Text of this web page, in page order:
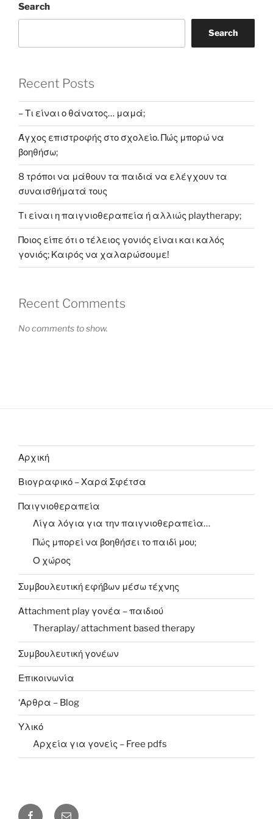
a
i
n
s
Search
Search
Recent Posts
– Τι είναι ο θάνατος… μαμά;
Άγχος επιστροφής στο σχολείο. Πώς μπορώ να
βοηθήσω;
8 τρόποι να μάθουν τα παιδιά να ελέγχουν τα
συναισθήματά τους
Τι είναι η παιγνιοθεραπεία ή αλλιώς playtherapy;
Ποιος είπε ότι ο τέλειος γονιός είναι και καλός
γονιός; Καιρός να χαλαρώσουμε!
Recent Comments
No comments to show.
Αρχική
Βιογραφικό – Χαρά Σφέτσα
Παιγνιοθεραπεία
Λίγα λόγια για την παιγνιοθεραπεία…
Πώς μπορεί να βοηθήσει το παιδί μου;
Ο χώρος
Συμβουλευτική εφήβων μέσω τέχνης
Αttachment play γονέα – παιδιού
Theraplay/ attachment based therapy
Συμβουλευτική γονέων
Επικοινωνία
‘Αρθρα – Blog
Υλικό
Aρχεία για γονείς – Free pdfs
F E